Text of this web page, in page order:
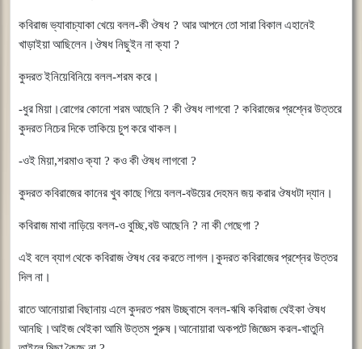
কবিরাজভ্যাবাচ্যাকাখেয়েবলল-কীঔষধ ? আরআপনেতোসারাবিকালএহানেই
খাড়াইয়াআছিলেন।ঔষধনিছুইননাক্যা ?
কুদরতইনিয়েবিনিয়েবলল-শরমকরে।
-ধুরমিয়া।রোগেরকোনোশরমআছেনি ? কীঔষধলাগবো ? কবিরাজেরপ্রশ্নেরউত্তরে
কুদরতনিচেরদিকেতাকিয়েচুপকরেথাকল।
-ওইমিয়া,শরমাওক্যা ? কওকীঔষধলাগবো ?
কুদরতকবিরাজেরকানেরখুবকাছেগিয়েবলল-বউয়েরদেহমনজয়করারঔষধটাদ্যান।
কবিরাজমাথানাড়িয়েবলল-ওবুচ্ছি,বউআছেনি ? নাকীগেছেগা ?
এইবলেব্যাগথেকেকবিরাজঔষধবেরকরতেলাগল।কুদরতকবিরাজেরপ্রশ্নেরউত্তর
দিলনা।
রাতেআনোয়ারাবিছানায়এলেকুদরতপরমউচ্ছ্বাসেবলল-ঋষিকবিরাজথেইকাঔষধ
আনছি।আইজথেইকাআমিউত্তমপুরুষ।আনোয়ারাঅকপটেজিজ্ঞেসকরল-খাতুনি